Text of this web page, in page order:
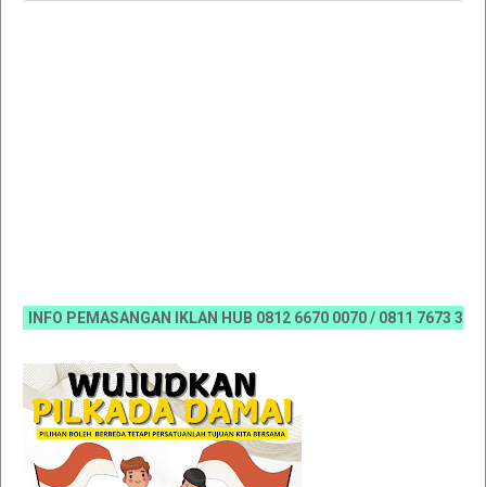
PEMASANGAN IKLAN HUB 0812 6670 0070 / 0811 7673 35,